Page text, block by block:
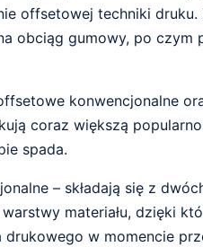
offsetowej techniki
obciąg gumowy, po czym
konwencjonalne
coraz większą
spada.
– składają się z
materiału, dzięki
drukowego w momencie